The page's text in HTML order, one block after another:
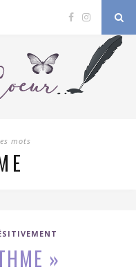
mots
»